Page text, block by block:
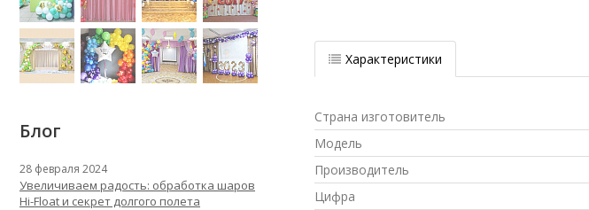
Характеристики
Страна изготовитель
Модель
Производитель
Цифра
Блог
28 февраля 2024
Увеличиваем радость: обработка шаров
Hi-Float и секрет долгого полета